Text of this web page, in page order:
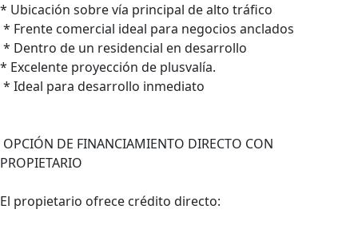
* Ubicación sobre vía principal de alto tráfico
* Frente comercial ideal para negocios anclados
* Dentro de un residencial en desarrollo
* Excelente proyección de plusvalía.
* Ideal para desarrollo inmediato
OPCIÓN DE FINANCIAMIENTO DIRECTO CON
PROPIETARIO
El propietario ofrece crédito directo: